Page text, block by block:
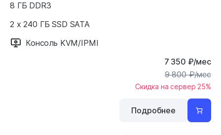
8 ГБ DDR3
2 x 240 ГБ SSD SATA
Консоль KVM/IPMI
7 350 ₽/мес
9 800₽/мес
Скидка на сервер 25%
Подробнее